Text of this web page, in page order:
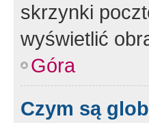
skrzynki
wyświetlić
Góra
Czym są